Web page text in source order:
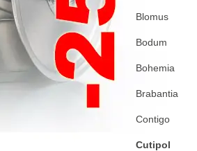
Blomus
Bodum
Bohemia
Brabantia
Contigo
Cutipol